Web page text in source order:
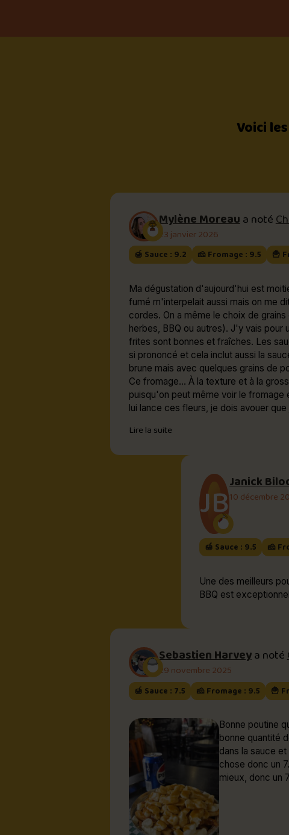
Voici
Mylène Moreaua noté
23 janvier 2026
🍯 Sauce : 9.2 🧀 Fromage : 9.5 🍟
Ma dégustation d'aujourd'hui est
fumé m'interpelait aussi mais on me
cordes. On a même le choix de
herbes, BBQ ou autres). J'y vais pour
frites sont bonnes et fraîches. Les
si prononcé et cela inclut aussi la
brune mais avec quelques grains de poivre
Ce fromage... À la texture et à la
puisqu'on peut même voir le fromage en
lui lance ces fleurs, je dois avouer
qu'elles ne soient imbibées de
Lire la suite
JBJanick
10 décembre
🍯 Sauce : 9.5 🧀
Une des meilleurs
BBQ est
Sebastien Harveya noté
29 novembre 2025
🍯 Sauce : 7.5 🧀 Fromage : 9.5 🍟
Bonne poutine
bonne quantité
dans la sauce
chose donc un
mieux, donc un